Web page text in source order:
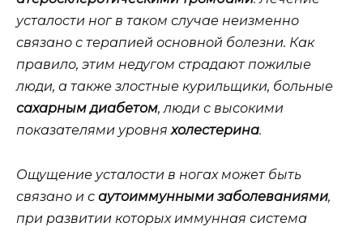
усталости ног в таком случае неизменно
связано с терапией основной болезни. Как
правило, этим недугом страдают пожилые
люди, а также злостные курильщики, больные
сахарным диабетом, люди с высокими
показателями уровняхолестерина.
Ощущение усталости в ногах может быть
связано и с аутоиммунными заболеваниями,
при развитии которых иммунная система